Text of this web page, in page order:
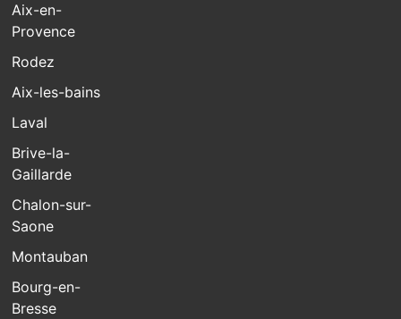
Aix-en-
Provence
Rodez
Aix-les-bains
Laval
Brive-la-
Gaillarde
Chalon-sur-
Saone
Montauban
Bourg-en-
Bresse